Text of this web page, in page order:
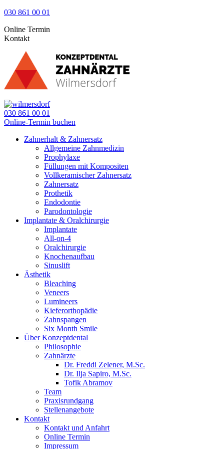
030 861 00 01
Online Termin
Kontakt
030 861 00 01
Online-Termin buchen
Zahnerhalt & Zahnersatz
Allgemeine Zahnmedizin
Prophylaxe
Füllungen mit Kompositen
Vollkeramischer Zahnersatz
Zahnersatz
Prothetik
Endodontie
Parodontologie
Implantate & Oralchirurgie
Implantate
All-on-4
Oralchirurgie
Knochenaufbau
Sinuslift
Ästhetik
Bleaching
Veneers
Lumineers
Kieferorthopädie
Zahnspangen
Six Month Smile
Über Konzeptdental
Philosophie
Zahnärzte
Dr. Freddi Zelener, M.Sc.
Dr. Ilja Sapiro, M.Sc.
Tofik Abramov
Team
Praxisrundgang
Stellenangebote
Kontakt
Kontakt und Anfahrt
Online Termin
Impressum